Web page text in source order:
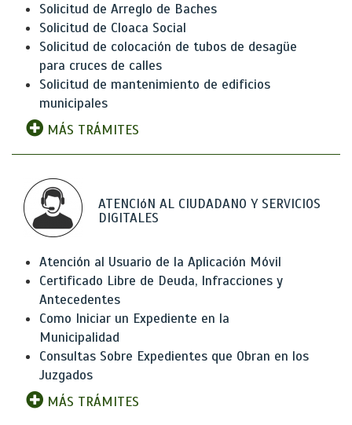
Solicitud de Arreglo de Baches
Solicitud de Cloaca Social
Solicitud de colocación de tubos de desagüe
para cruces de calles
Solicitud de mantenimiento de edificios
municipales
MÁS TRÁMITES
ATENCIóN AL CIUDADANO Y SERVICIOS
DIGITALES
Atención al Usuario de la Aplicación Móvil
Certificado Libre de Deuda, Infracciones y
Antecedentes
Como Iniciar un Expediente en la
Municipalidad
Consultas Sobre Expedientes que Obran en los
Juzgados
MÁS TRÁMITES